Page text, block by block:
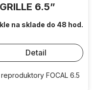
6.5”
na sklade do 48 hod.
Detail
FOCAL 6.5